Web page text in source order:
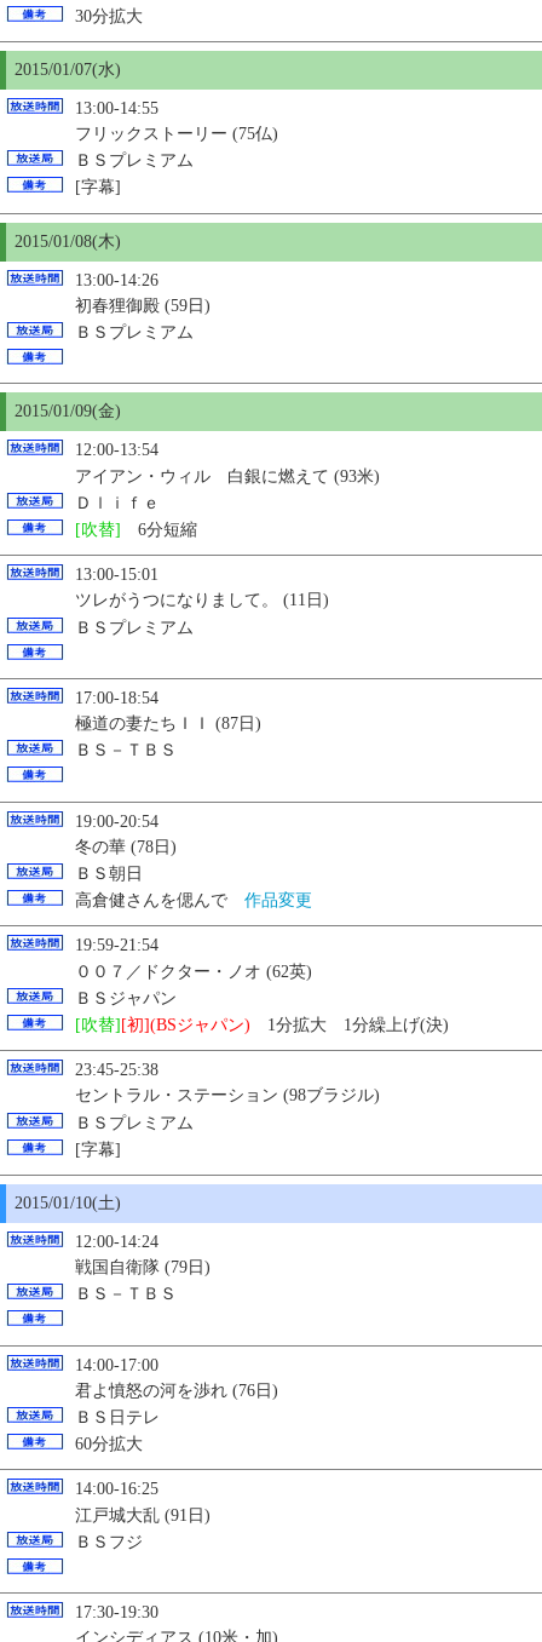
30分拡大
2015/01/07(水)
13:00-14:55
フリックストーリー (75仏)
ＢＳプレミアム
[字幕]
2015/01/08(木)
13:00-14:26
初春狸御殿 (59日)
ＢＳプレミアム
2015/01/09(金)
12:00-13:54
アイアン・ウィル 白銀に燃えて (93米)
Ｄｌｉｆｅ
[吹替]
6分短縮
13:00-15:01
ツレがうつになりまして。 (11日)
ＢＳプレミアム
17:00-18:54
極道の妻たちＩＩ (87日)
ＢＳ－ＴＢＳ
19:00-20:54
冬の華 (78日)
ＢＳ朝日
高倉健さんを偲んで 作品変更
19:59-21:54
００７／ドクター・ノオ (62英)
ＢＳジャパン
[吹替] [初](BSジャパン) 1分拡大 1分繰上げ(決)
23:45-25:38
セントラル・ステーション (98ブラジル)
ＢＳプレミアム
[字幕]
2015/01/10(土)
12:00-14:24
戦国自衛隊 (79日)
ＢＳ－ＴＢＳ
14:00-17:00
君よ憤怒の河を渉れ (76日)
ＢＳ日テレ
60分拡大
14:00-16:25
江戸城大乱 (91日)
ＢＳフジ
17:30-19:30
インシディアス (10米・加)